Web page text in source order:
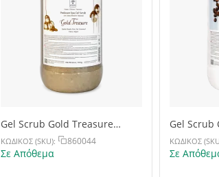
Gel Scrub Gold Treasure
3785g
ΚΩΔΙΚΟΣ (SKU): 860044
Σε Απόθεμα
Gel Scrub
3785g
ΚΩΔΙΚΟΣ
Σε